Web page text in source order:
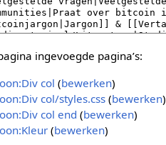
ingevoegde pagina’s:
col (bewerken)
col/styles.css(bewerken)
col end (bewerken)
(bewerken)